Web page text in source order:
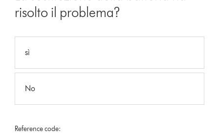
risolto il problema?
sì
No
Reference code: